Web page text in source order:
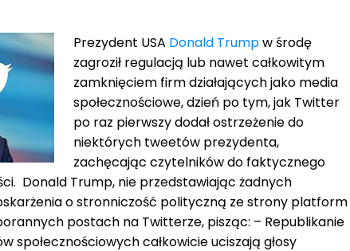
Prezydent USA Donald Trumpw środę
zagroził regulacją lub nawet całkowitym
zamknięciem firm działających jako media
społecznościowe, dzień po tym, jak Twitter
po raz pierwszy dodał ostrzeżenie do
niektórych tweetów prezydenta,
zachęcając czytelników do faktycznego
Donald Trump, nie przedstawiając żadnych
o stronniczość polityczną ze strony platform
postach na Twitterze, pisząc: – Republikanie
społecznościowych całkowicie uciszają głosy